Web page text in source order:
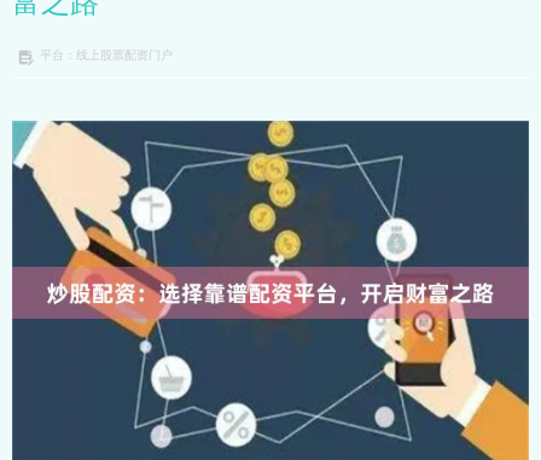
平台：线上股票配资门户